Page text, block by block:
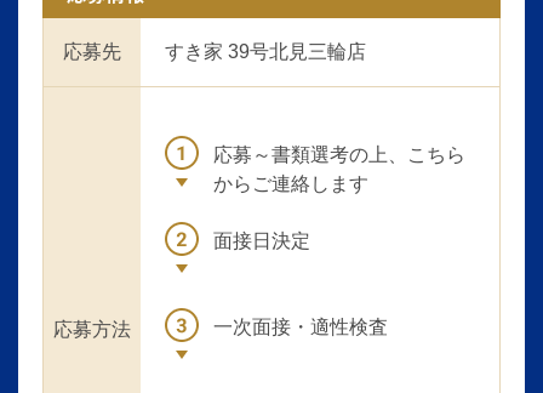
応募先 すき家 39号北見三輪店
応募方法
応募～書類選考の上、こちら
からご連絡します
面接日決定
一次面接・適性検査